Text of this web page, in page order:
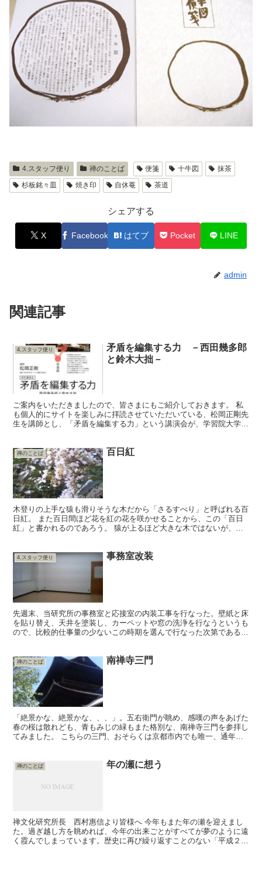
4.スタッフ便り 禅のことば 便箋 十牛図
抹茶
杉板銘々皿
焼き印 自休菴 茶道
シェアする
X Facebook はてブ Pocket LINE
admin
関連記事
4.スタッフ便り
矛盾を編集する力 －西田幾多郎
と鈴木大拙－
ご案内をいただきましたので、皆さまにもご紹介しておきます。 私
も個人的にサイトを楽しみに拝読させていただいている、松岡正剛先
生を講師とし、「矛盾を編集する力」という講演会が、学習院大学・
禅のことば 百日紅
木登りの上手な猿も滑りそうな木だから「さるすべり」と呼ばれる百
日紅。 また百日間ほど花を紅の花を咲かせることから、この「百日
紅」と書かれるのであろう。 猿が上るほど大きな木ではないが、自
4.スタッフ便り 事務室改装
先週末、当研究所の事務室と応接室の内装工事を行なった。壁紙と床
を貼り替え、天井を塗装し、カーペットや窓の洗浄を行なうというも
ので、比較的仕事量の少ないこの時期を選んで行なった次第である。
禅のことば 南禅寺三門
「絶景かな、絶景かな、、、」。五右衛門が眺め、感嘆の声をあげた
春の桜は散れども、青もみじの緑もまた格別な、南禅寺三門を参拝し
てみました。 こちらの三門、おそらくは京都市内でも唯一、通年公
禅のことば 年の瀬に想う
禅文化研究所長 西村惠信より皆様へ 今年もまた年の瀬を迎えまし
た。過ぎ越し方を眺めれば、今年の出来ごとがすべてが夢のように遠
く霞んでしまっています。歴史に再び繰り返すことのない「平成２２